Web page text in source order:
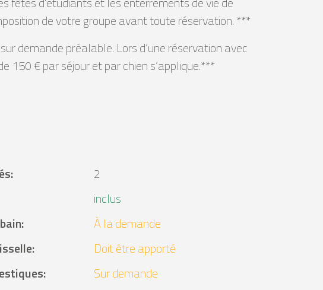
de votre groupe avant toute réservation. ***
demande préalable. Lors d’une réservation avec
150 € par séjour et par chien s’applique.***
:
2
inclus
:
À la demande
:
Doit être apporté
:
Sur demande